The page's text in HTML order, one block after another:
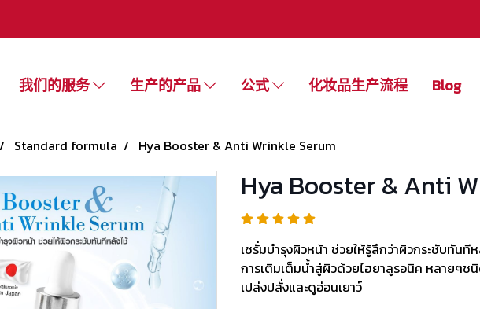
我们的服务 生产的产品 公式 化妆品生产流程 Blog
Standard formula Hya Booster & Anti Wrinkle Serum
Hya Booster & Anti
เซรั่มบำรุงผิวหน้า ช่วยให้รู้สึกว่าผิวกระชับทัน
การเติมเต็มน้ำสู่ผิวด้วยไฮยาลูรอนิค หลายๆช
เปล่งปลั่งและดูอ่อนเยาว์